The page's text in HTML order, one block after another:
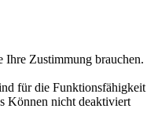
Ihre Zustimmung brauchen.
für die Funktionsfähigkeit
Können nicht deaktiviert